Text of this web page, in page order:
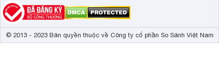
© 2013 - 2023 Bản quyền thuộc về Công ty cổ phần So Sánh Việt Nam